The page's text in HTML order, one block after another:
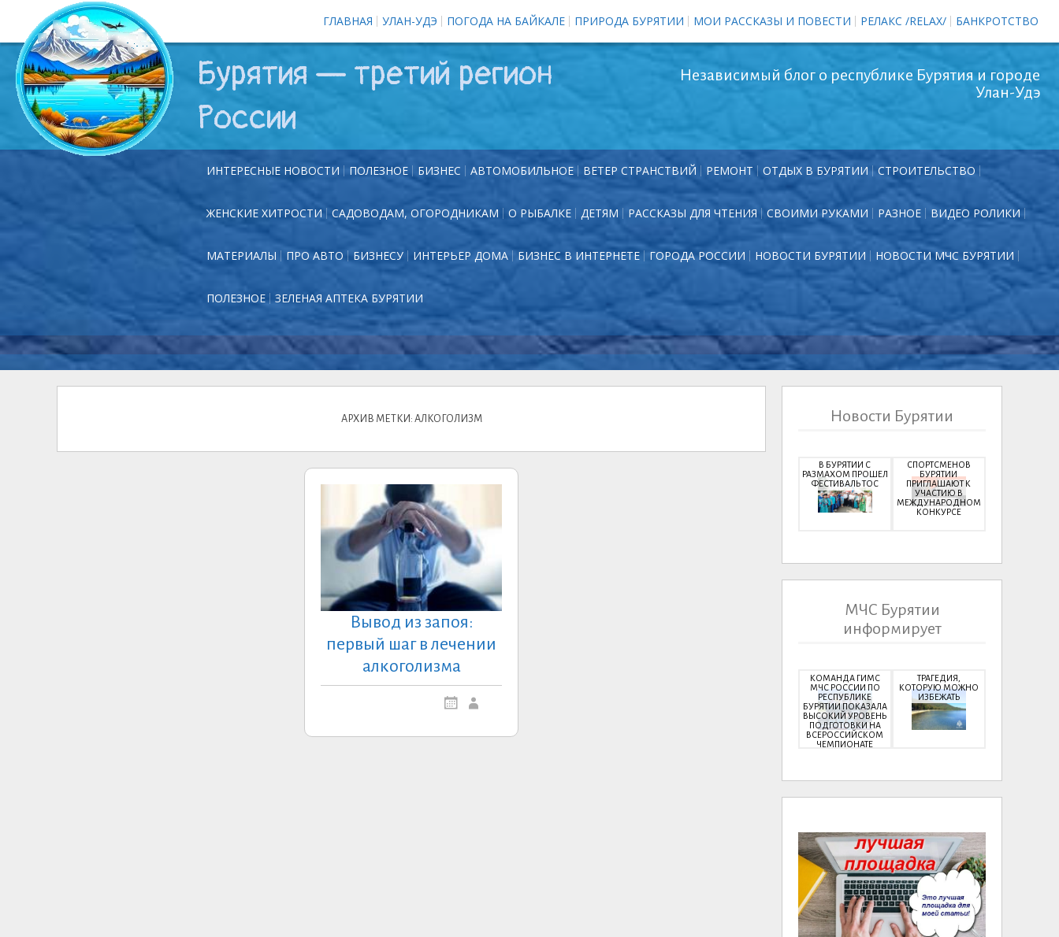
ГЛАВНАЯ УЛАН-УДЭ ПОГОДА НА БАЙКАЛЕ ПРИРОДА БУРЯТИИ МОИ РАССКАЗЫ И ПОВЕСТИ РЕЛАКС /RELAX/ БАНКРОТСТВО
Бурятия — третий регион
России
Независимый блог о республике Бурятия и городе
Улан-Удэ
ИНТЕРЕСНЫЕ НОВОСТИ ПОЛЕЗНОЕ БИЗНЕС АВТОМОБИЛЬНОЕ ВЕТЕР СТРАНСТВИЙ РЕМОНТ ОТДЫХ В БУРЯТИИ СТРОИТЕЛЬСТВО
ЖЕНСКИЕ ХИТРОСТИ САДОВОДАМ, ОГОРОДНИКАМ О РЫБАЛКЕ ДЕТЯМ РАССКАЗЫ ДЛЯ ЧТЕНИЯ СВОИМИ РУКАМИ РАЗНОЕ ВИДЕО РОЛИКИ
МАТЕРИАЛЫ ПРО АВТО БИЗНЕСУ ИНТЕРЬЕР ДОМА БИЗНЕС В ИНТЕРНЕТЕ ГОРОДА РОССИИ НОВОСТИ БУРЯТИИ НОВОСТИ МЧС БУРЯТИИ
ПОЛЕЗНОЕ ЗЕЛЕНАЯ АПТЕКА БУРЯТИИ
АРХИВ МЕТКИ: АЛКОГОЛИЗМ
Вывод из запоя:
первый шаг в лечении
алкоголизма
Новости Бурятии
В БУРЯТИИ С
РАЗМАХОМ ПРОШЕЛ
ФЕСТИВАЛЬ ТОС
СПОРТСМЕНОВ
БУРЯТИИ
ПРИГЛАШАЮТ К
УЧАСТИЮ В
МЕЖДУНАРОДНОМ
КОНКУРСЕ
МЧС Бурятии
информирует
КОМАНДА ГИМС
МЧС РОССИИ ПО
РЕСПУБЛИКЕ
БУРЯТИИ ПОКАЗАЛА
ВЫСОКИЙ УРОВЕНЬ
ПОДГОТОВКИ НА
ВСЕРОССИЙСКОМ
ЧЕМПИОНАТЕ
ТРАГЕДИЯ,
КОТОРУЮ МОЖНО
ИЗБЕЖАТЬ